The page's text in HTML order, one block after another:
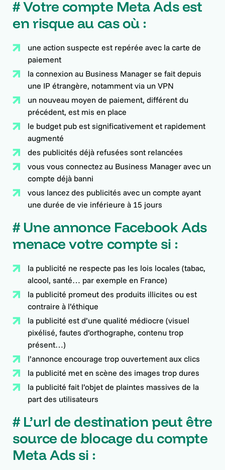
# Votre compte Meta Ads est
en risque au cas où :
une action suspecte est repérée avec la carte de
paiement
la connexion au Business Manager se fait depuis
une IP étrangère, notamment via un VPN
un nouveau moyen de paiement, différent du
précédent, est mis en place
le budget pub est significativement et rapidement
augmenté
des publicités déjà refusées sont relancées
vous vous connectez au Business Manager avec un
compte déjà banni
vous lancez des publicités avec un compte ayant
une durée de vie inférieure à 15 jours
# Une annonce Facebook Ads
menace votre compte si :
la publicité ne respecte pas les lois locales (tabac,
alcool, santé… par exemple en France)
la publicité promeut des produits illicites ou est
contraire à l’éthique
la publicité est d’une qualité médiocre (visuel
pixélisé, fautes d’orthographe, contenu trop
présent…)
l’annonce encourage trop ouvertement aux clics
la publicité met en scène des images trop dures
la publicité fait l’objet de plaintes massives de la
part des utilisateurs
# L’url de destination peut être
source de blocage du compte
Meta Ads si :